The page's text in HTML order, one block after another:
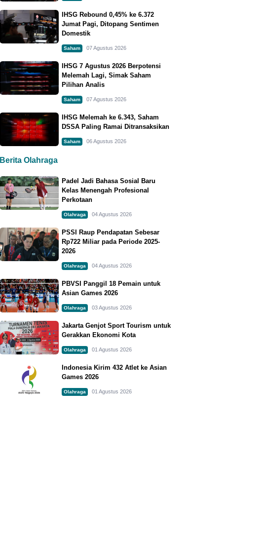
IHSG Rebound 0,45% ke 6.372
Jumat Pagi, Ditopang Sentimen
Domestik
Saham 07 Agustus 2026
IHSG 7 Agustus 2026 Berpotensi
Melemah Lagi, Simak Saham
Pilihan Analis
Saham 07 Agustus 2026
IHSG Melemah ke 6.343, Saham
DSSA Paling Ramai Ditransaksikan
Saham 06 Agustus 2026
Berita Olahraga
Padel Jadi Bahasa Sosial Baru
Kelas Menengah Profesional
Perkotaan
Olahraga 04 Agustus 2026
PSSI Raup Pendapatan Sebesar
Rp722 Miliar pada Periode 2025-
2026
Olahraga 04 Agustus 2026
PBVSI Panggil 18 Pemain untuk
Asian Games 2026
Olahraga 03 Agustus 2026
Jakarta Genjot Sport Tourism untuk
Gerakkan Ekonomi Kota
Olahraga 01 Agustus 2026
Indonesia Kirim 432 Atlet ke Asian
Games 2026
Olahraga 01 Agustus 2026